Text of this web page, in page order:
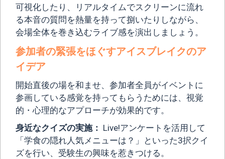
可視化したり、リアルタイムでスクリーンに流れ
る本音の質問を熱量を持って捌いたりしながら、
会場全体を巻き込むライブ感を演出しましょう。
参加者の緊張をほぐすアイスブレイクのア
イデア
開始直後の場を和ませ、参加者全員がイベントに
参画している感覚を持ってもらうためには、視覚
的・心理的なアプローチが効果的です。
身近なクイズの実施： Live!アンケートを活用して
「学食の隠れ人気メニューは？」といった3択クイ
ズを行い、受験生の興味を惹きつける。